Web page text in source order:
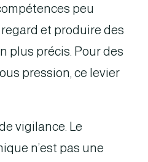
peu
et produire des
plus précis. Pour des
pression, ce levier
vigilance. Le
n’est pas une